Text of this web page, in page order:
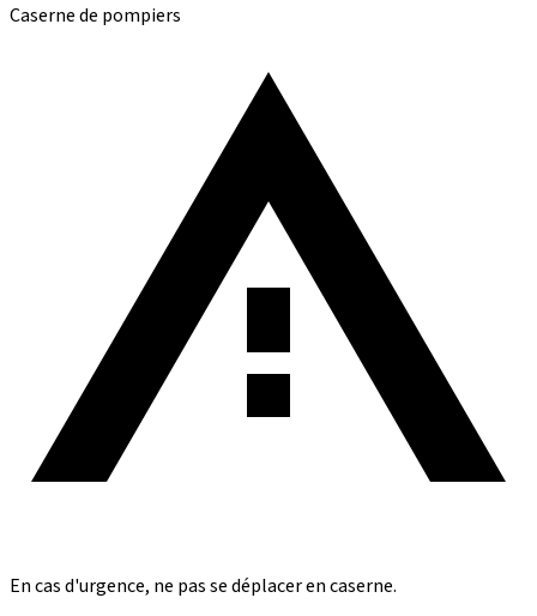
Caserne de pompiers
En cas d'urgence, ne pas se déplacer en caserne.